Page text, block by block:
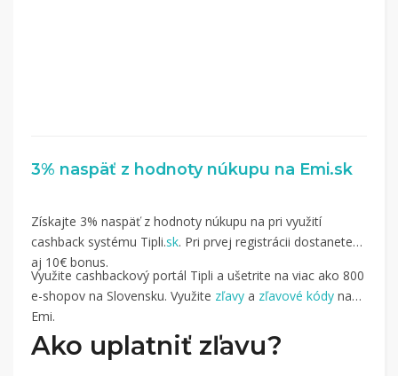
3% naspäť z hodnoty núkupu na Emi.sk
Získajte 3% naspäť z hodnoty núkupu na pri využití
cashback systému Tipli.sk. Pri prvej registrácii dostanete
aj 10€ bonus.
Využite cashbackový portál Tipli a ušetrite na viac ako 800
e-shopov na Slovensku. Využite zľavy a zľavové kódy na
Emi.
Ako uplatniť zľavu?